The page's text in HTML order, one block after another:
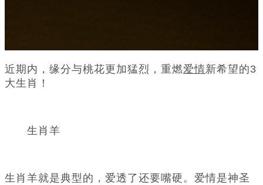
近期内，缘分与桃花更加猛烈，重燃爱情新希望的3
大生肖！
生肖羊
生肖羊就是典型的，爱透了还要嘴硬。爱情是神圣